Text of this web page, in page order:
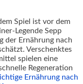
Spiel ist vor dem
Legende Sepp
der Ernährung nach
Verschenktes
spielen eine
Regeneration
Ernährung nach